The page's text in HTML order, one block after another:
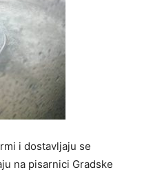
i dostavljaju se
na pisarnici Gradske